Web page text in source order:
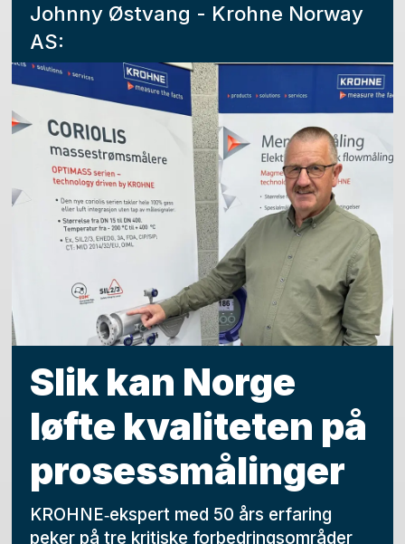
Johnny Østvang - Krohne Norway
AS:
Slik kan Norge
løfte kvaliteten på
prosessmålinger
KROHNE‑ekspert med 50 års erfaring
peker på tre kritiske forbedringsområder